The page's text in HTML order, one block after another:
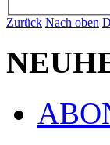
Zurück Nach oben